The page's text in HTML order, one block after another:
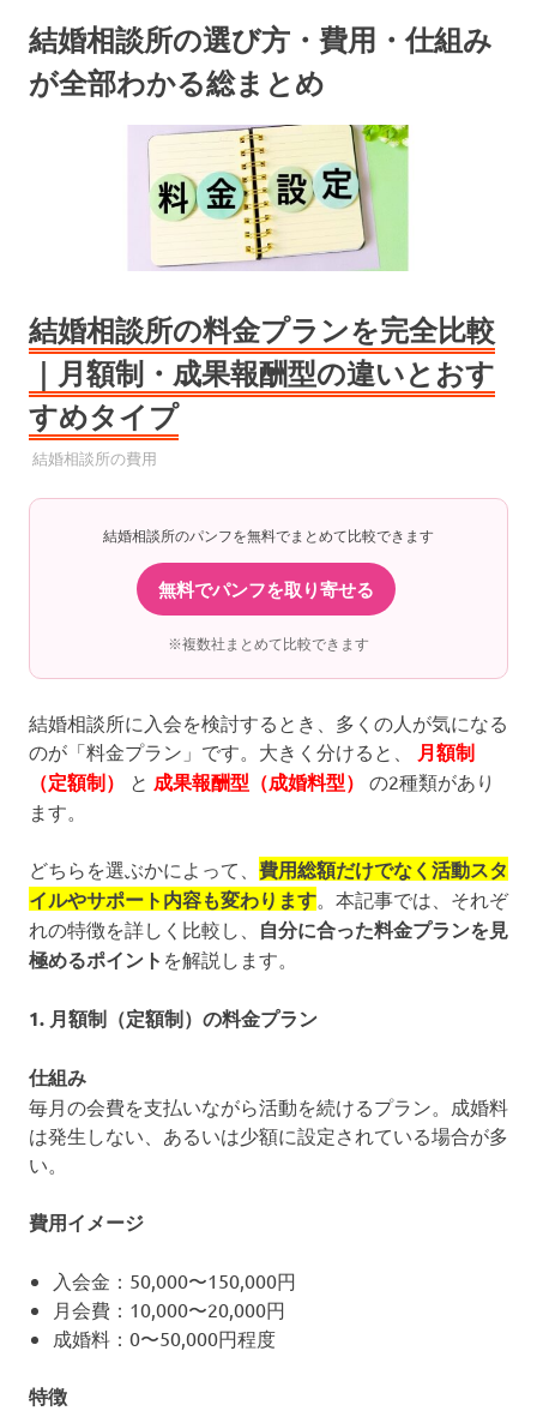
結婚相談所の選び方・費用・仕組み
が全部わかる総まとめ
結婚相談所の料金プランを完全比較
｜月額制・成果報酬型の違いとおす
すめタイプ
2025年9月8日
YYYPRO
結婚相談所の費用
結婚相談所のパンフを無料でまとめて比較できます
無料でパンフを取り寄せる
※複数社まとめて比較できます
結婚相談所に入会を検討するとき、多くの人が気になる
のが「料金プラン」です。大きく分けると、 月額制
（定額制）
と 成果報酬型（成婚料型）
の2種類があり
ます。
どちらを選ぶかによって、 費用総額だけでなく活動スタ
イルやサポート内容も変わります。本記事では、それぞ
れの特徴を詳しく比較し、 自分に合った料金プランを見
極めるポイント を解説します。
1. 月額制（定額制）の料金プラン
仕組み
毎月の会費を支払いながら活動を続けるプラン。成婚料
は発生しない、あるいは少額に設定されている場合が多
い。
費用イメージ
入会金：50,000〜150,000円
月会費：10,000〜20,000円
成婚料：0〜50,000円程度
特徴